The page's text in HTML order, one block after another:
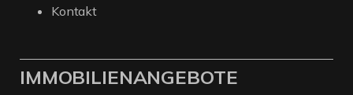
Kontakt
IMMOBILIENANGEBOTE